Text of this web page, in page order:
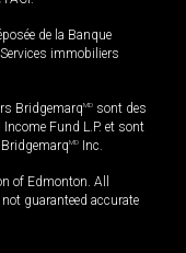
de la Banque
immobiliers
BridgemarqMD sont des
Fund L.P. et sont
MD Inc.
of Edmonton. All
guaranteed accurate